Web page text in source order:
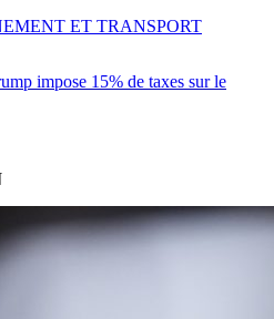
impose 15% de taxes sur le
ET TRANSPORT